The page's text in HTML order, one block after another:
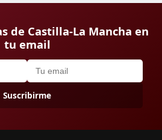
de Castilla-La Mancha en
tu email
Suscribirme